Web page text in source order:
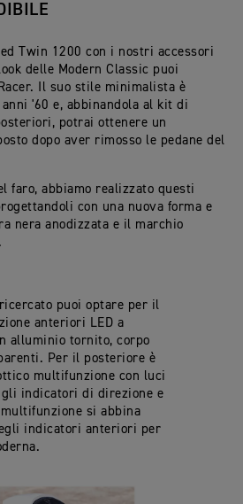
Twin 1200 con i nostri accessori
delle Modern Classic puoi
Il suo stile minimalista è
'60 e, abbinandola al kit di
potrai ottenere un
dopo aver rimosso le pedane del
faro, abbiamo realizzato questi
con una nuova forma e
nera anodizzata e il marchio
puoi optare per il
anteriori LED a
alluminio tornito, corpo
Per il posteriore è
multifunzione con luci
indicatori di direzione e
si abbina
indicatori anteriori per